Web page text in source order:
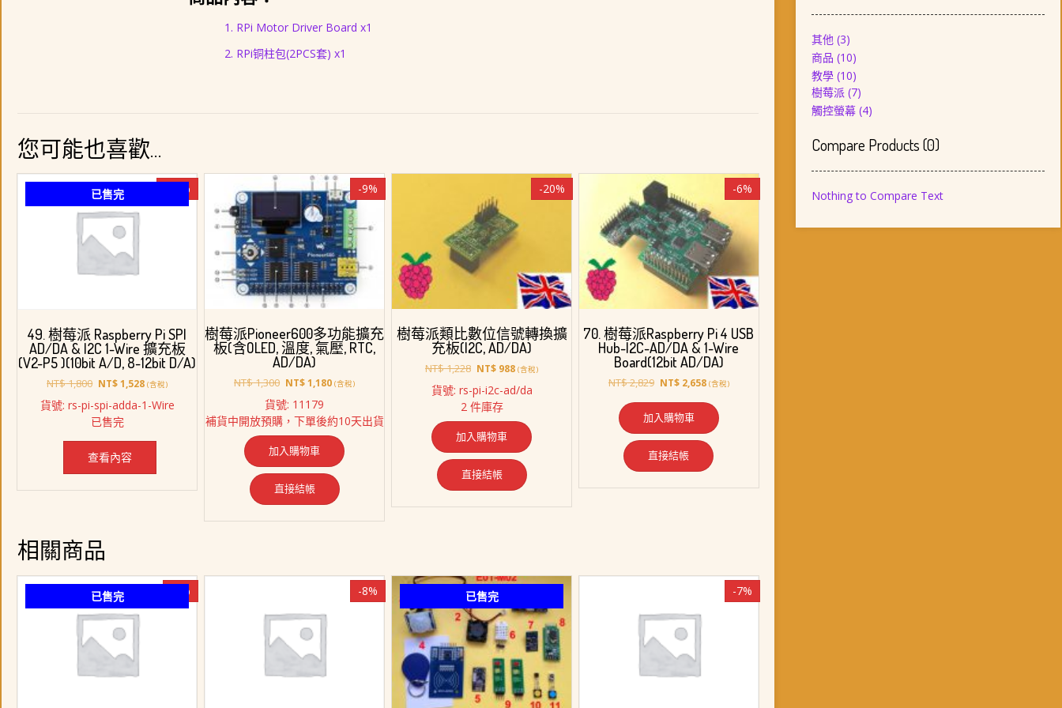
RPi Motor Driver Board x1
RPi铜柱包(2PCS套) x1
您可能也喜歡…
已售完 -15%
49. 樹莓派 Raspberry Pi SPI
AD/DA & I2C 1-Wire 擴充板
(V2-P5 )(10bit A/D, 8-12bit D/A)
NT$1,800 原
價
格：
NT$ 1,800。
NT$1,528目
價
NT$ 1,528。
(含稅)
貨號: rs-pi-spi-adda-1-Wire
已售完
查看內容
-9%
樹莓派Pioneer600多功能擴充
板(含OLED, 溫度, 氣壓, RTC,
AD/DA)
NT$1,300 原
價
格：
NT$ 1,300。
NT$1,180目
格：
NT$ 1,180。
(含稅)
貨號: 11179
補貨中開放預購，下單後約10天出貨
加入購物車
直接結帳
-20%
樹莓派類比數位信號轉換擴
充板(I2C, AD/DA)
NT$1,228 原
價
格：
NT$ 1,228。
NT$ 988目
價
NT$ 988。
(含稅)
貨號: rs-pi-i2c-ad/da
2 件庫存
加入購物車
直接結帳
-6%
70. 樹莓派Raspberry Pi 4 USB
Hub-I2C-AD/DA & 1-Wire
Board(12bit AD/DA)
NT$2,829 原
價
格：
NT$ 2,829。
NT$2,658目
價
格：
NT$ 2,658。
(含稅)
加入購物車
直接結帳
相關商品
已售完 -8% -8% 已售完 -7%
其他(3)
商品 (10)
教學(10)
樹莓派(7)
觸控螢幕(4)
Compare Products(0)
Nothing to Compare Text